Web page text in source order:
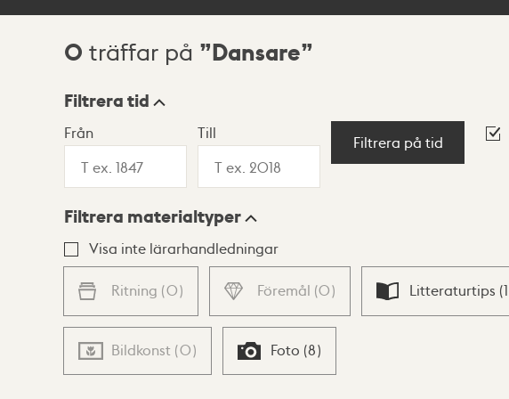
Sökresultat
0 träffar på Dansare
Visningsläge
Lista Karta
Filtrera tid
Från Till
Filtrera på tid
Filtrera materialtyper
Visa inte lärarhandledningar
Ritning (0) Föremål (0) Litteraturtips (1
Bildkonst (0) Foto (8)